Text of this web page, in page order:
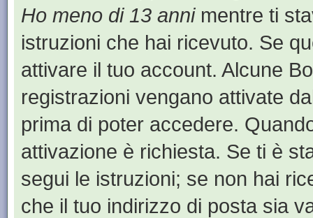
Ho meno di 13 annimentre ti
istruzioni che hai ricevuto. Se
attivare il tuo account. Alcune
registrazioni vengano attivate
prima di poter accedere.
attivazione è richiesta. Se ti è
segui le istruzioni; se non hai
che il tuo indirizzo di posta sia